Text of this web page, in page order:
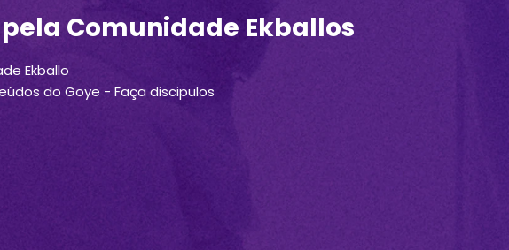
Comunidade Ekballos
Ekballo
do Goye - Faça discipulos